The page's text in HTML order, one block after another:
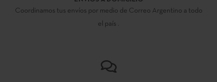
Coordinamos tus envíos por medio de Correo Argentino a todo
el país .